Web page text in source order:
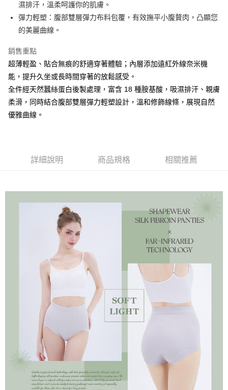
AFTEE先享後付
相關說明
【關於「AFTEE先享後付」】
便利好安心！
１．簡單：不需註冊會員、不需綁卡、不需儲值。
２．便利：只要手機號碼，簡訊認證，即可結帳。
３．安心：先確認商品／服務後，再付款。
１．於結帳方式選擇「AFTEE先享後付」後，將跳轉至「AFTEE先享後付」
結帳頁面，進行簡訊認證並確認金額後，即可完成結帳。
購買商品的店家。未經商家同意取消之訂單仍視為有效，需透過AFTEE先享
１．透過由恩沛科技股份有限公司提供之「AFTEE先享後付」服務完成之交
易，需依本服務之必要範圍內提供個人資料，並將交易相關給付款項請求債
權轉讓予恩沛科技股份有限公司。
２．關於個人資料處理事宜，請瀏覽以下網址：
https://aftee.tw/terms/#terms3
３．未成年的使用者請事先徵得法定代理人或監護人之同意方可使用
「AFTEE先享後付」，若未經同意申辦者引起之損失，本公司不負相關責
４．使用「AFTEE先享後付」時，將依據個別帳號之用戶狀況，依本公司即
時審查核予不同之上限額度；若仍有額度不足之情形，本公司將視審查結果
請求用戶進行身份認證。
５．嚴禁一人註冊多個帳號或使用他人資訊註冊。若發現惡意使用之情形，
恩沛科技股份有限公司將有權停止該用戶之使用額度並採取法律行動。
運送方式
全家取貨付款
每筆NT$60，滿NT$490(含以上)免運費
付款後全家取貨
每筆NT$60，滿NT$490(含以上)免運費
每筆NT$60，滿NT$490(含以上)免運費
每筆NT$80，滿NT$490(含以上)免運費
每筆NT$80，滿NT$1,000(含以上)免運費
濕排汗，溫柔呵護你的肌膚。
彈力輕塑：腹部雙層彈力布料包覆，有效撫平小腹贅肉，凸顯您
的美麗曲線。
銷售重點
超薄輕盈、貼合無痕的舒適穿著體驗；內層添加遠紅外線奈米機
能，提升久坐或長時間穿著的放鬆感受。
全件經天然蠶絲蛋白後製處理，富含 18 種胺基酸，吸濕排汗、親膚
柔滑，同時結合腹部雙層彈力輕塑設計，溫和修飾線條，展現自然
優雅曲線。
詳細說明 商品規格 相關推薦